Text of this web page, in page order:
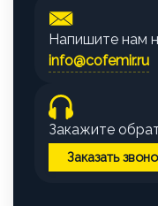
Напишите нам
info@cofemir.ru
Закажите
Заказать